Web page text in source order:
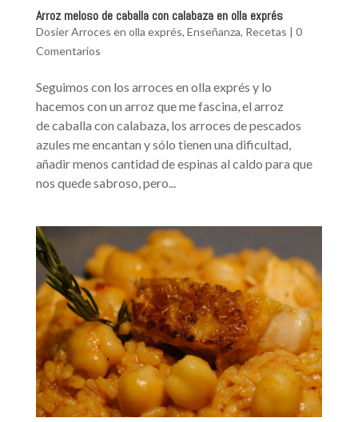
Arroz meloso de caballa con calabaza en olla exprés
Dosier Arroces en olla exprés, Enseñanza, Recetas
0
Comentarios
Seguimos con los arroces en olla exprés y lo
hacemos con un arroz que me fascina, el arroz
de caballa con calabaza, los arroces de pescados
azules me encantan y sólo tienen una dificultad,
añadir menos cantidad de espinas al caldo para que
nos quede sabroso, pero...